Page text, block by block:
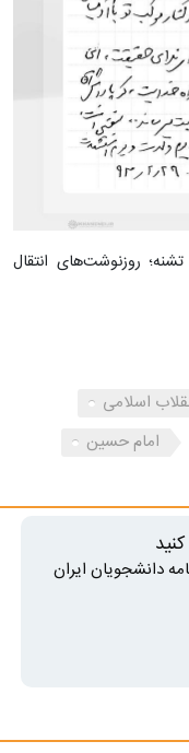
روزنوشت‌های انتقال
اسلامی
امام حسین
دانشجویان ایران